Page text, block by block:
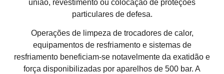
união, revestimento ou colocação de proteções
particulares de defesa.
Operações de limpeza de trocadores de calor,
equipamentos de resfriamento e sistemas de
resfriamento beneficiam-se notavelmente da exatidão e
força disponibilizadas por aparelhos de 500 bar. A